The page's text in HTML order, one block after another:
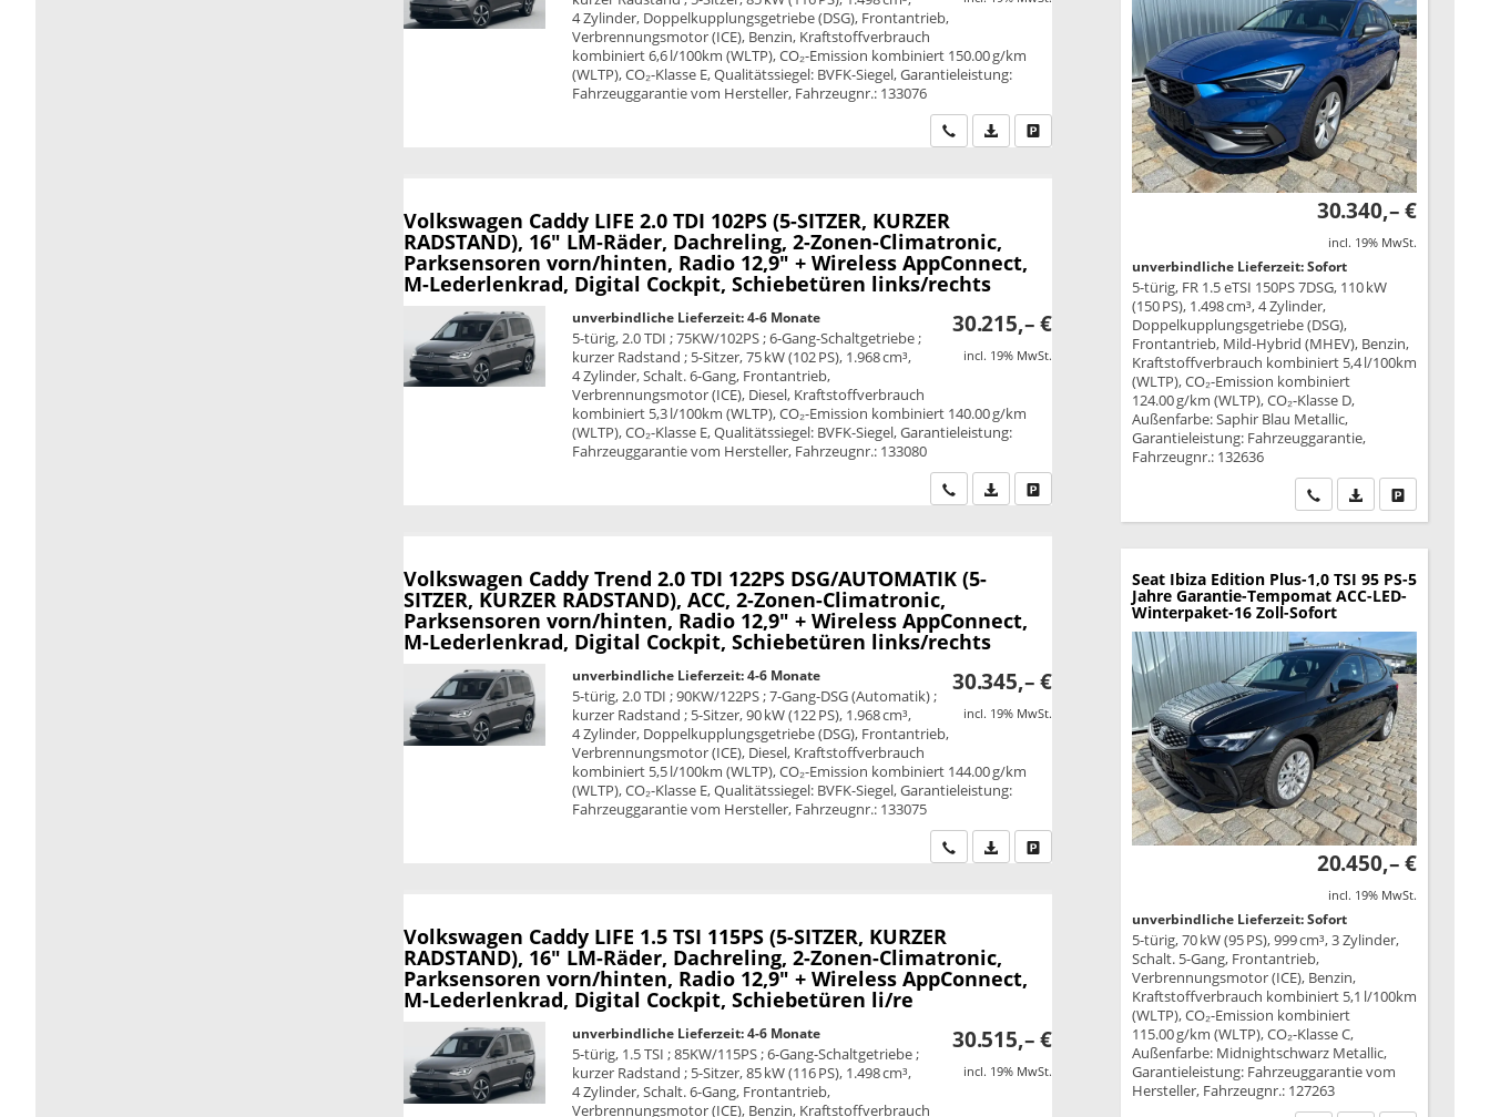
4 Zylinder, Doppelkupplungsgetriebe (DSG), Frontantrieb,
Verbrennungsmotor (ICE), Benzin, Kraftstoffverbrauch
kombiniert 6,6 l/100km (WLTP), CO₂-Emission kombiniert 150.00 g/km
(WLTP), CO₂-Klasse E, Qualitätssiegel: BVFK-Siegel, Garantieleistung:
Fahrzeuggarantie vom Hersteller, Fahrzeugnr.: 133076
Wir rufen Sie anPDF-Datei, Fahrzeugexposé drucken
Drucken, parken oder vergleichen
Volkswagen Caddy LIFE 2.0 TDI 102PS (5-SITZER, KURZER
RADSTAND), 16" LM-Räder, Dachreling, 2-Zonen-Climatronic,
Parksensoren vorn/hinten, Radio 12,9" + Wireless AppConnect,
M-Lederlenkrad, Digital Cockpit, Schiebetüren links/rechts
30.215,– €
incl. 19% MwSt.
unverbindliche Lieferzeit: 4-6 Monate
5-türig, 2.0 TDI ; 75KW/102PS ; 6-Gang-Schaltgetriebe ;
kurzer Radstand ; 5-Sitzer, 75 kW (102 PS), 1.968 cm³,
4 Zylinder, Schalt. 6-Gang, Frontantrieb,
Verbrennungsmotor (ICE), Diesel, Kraftstoffverbrauch
kombiniert 5,3 l/100km (WLTP), CO₂-Emission kombiniert 140.00 g/km
(WLTP), CO₂-Klasse E, Qualitätssiegel: BVFK-Siegel, Garantieleistung:
Fahrzeuggarantie vom Hersteller, Fahrzeugnr.: 133080
Wir rufen Sie anPDF-Datei, Fahrzeugexposé drucken
Volkswagen Caddy Trend 2.0 TDI 122PS DSG/AUTOMATIK (5-
SITZER, KURZER RADSTAND), ACC, 2-Zonen-Climatronic,
Parksensoren vorn/hinten, Radio 12,9" + Wireless AppConnect,
M-Lederlenkrad, Digital Cockpit, Schiebetüren links/rechts
30.345,– €
incl. 19% MwSt.
unverbindliche Lieferzeit: 4-6 Monate
5-türig, 2.0 TDI ; 90KW/122PS ; 7-Gang-DSG (Automatik) ;
kurzer Radstand ; 5-Sitzer, 90 kW (122 PS), 1.968 cm³,
4 Zylinder, Doppelkupplungsgetriebe (DSG), Frontantrieb,
Verbrennungsmotor (ICE), Diesel, Kraftstoffverbrauch
kombiniert 5,5 l/100km (WLTP), CO₂-Emission kombiniert 144.00 g/km
(WLTP), CO₂-Klasse E, Qualitätssiegel: BVFK-Siegel, Garantieleistung:
Fahrzeuggarantie vom Hersteller, Fahrzeugnr.: 133075
Wir rufen Sie anPDF-Datei, Fahrzeugexposé drucken
Drucken, parken oder vergleichen
Volkswagen Caddy LIFE 1.5 TSI 115PS (5-SITZER, KURZER
RADSTAND), 16" LM-Räder, Dachreling, 2-Zonen-Climatronic,
Parksensoren vorn/hinten, Radio 12,9" + Wireless AppConnect,
M-Lederlenkrad, Digital Cockpit, Schiebetüren li/re
30.515,– €
incl. 19% MwSt.
unverbindliche Lieferzeit: 4-6 Monate
5-türig, 1.5 TSI ; 85KW/115PS ; 6-Gang-Schaltgetriebe ;
kurzer Radstand ; 5-Sitzer, 85 kW (116 PS), 1.498 cm³,
4 Zylinder, Schalt. 6-Gang, Frontantrieb,
Verbrennungsmotor (ICE), Benzin, Kraftstoffverbrauch
30.340,– €
incl. 19% MwSt.
unverbindliche Lieferzeit: Sofort
5-türig, FR 1.5 eTSI 150PS 7DSG, 110 kW
(150 PS), 1.498 cm³, 4 Zylinder,
Doppelkupplungsgetriebe (DSG),
Frontantrieb, Mild-Hybrid (MHEV), Benzin,
Kraftstoffverbrauch kombiniert 5,4 l/100km
(WLTP), CO₂-Emission kombiniert
124.00 g/km (WLTP), CO₂-Klasse D,
Außenfarbe: Saphir Blau Metallic,
Garantieleistung: Fahrzeuggarantie,
Fahrzeugnr.: 132636
Wir rufen Sie an
PDF-Datei,Drucken,
Seat Ibiza Edition Plus-1,0 TSI 95 PS-5
Jahre Garantie-Tempomat ACC-LED-
Winterpaket-16 Zoll-Sofort
20.450,– €
incl. 19% MwSt.
unverbindliche Lieferzeit: Sofort
5-türig, 70 kW (95 PS), 999 cm³, 3 Zylinder,
Schalt. 5-Gang, Frontantrieb,
Verbrennungsmotor (ICE), Benzin,
Kraftstoffverbrauch kombiniert 5,1 l/100km
(WLTP), CO₂-Emission kombiniert
115.00 g/km (WLTP), CO₂-Klasse C,
Außenfarbe: Midnightschwarz Metallic,
Garantieleistung: Fahrzeuggarantie vom
Hersteller, Fahrzeugnr.: 127263